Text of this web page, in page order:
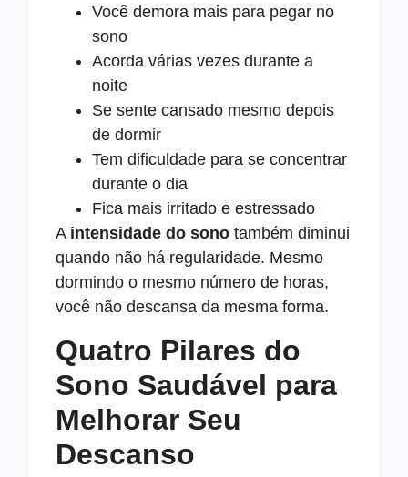
Você demora mais para pegar no
sono
Acorda várias vezes durante a
noite
Se sente cansado mesmo depois
de dormir
Tem dificuldade para se concentrar
durante o dia
Fica mais irritado e estressado
A intensidade do sono também diminui
quando não há regularidade. Mesmo
dormindo o mesmo número de horas,
você não descansa da mesma forma.
Quatro Pilares do
Sono Saudável para
Melhorar Seu
Descanso